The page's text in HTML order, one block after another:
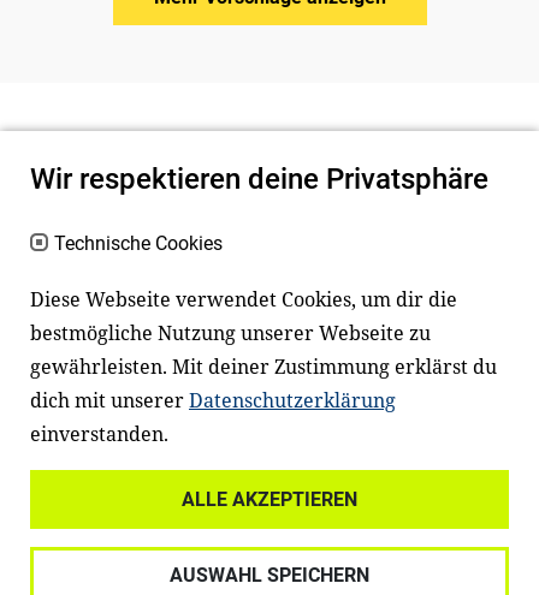
Newsletter
Facebook LinkedIn
Datenschutz
Wir respektieren deine Privatsphäre
Technische Cookies
Diese Webseite verwendet Cookies, um dir die
bestmögliche Nutzung unserer Webseite zu
gewährleisten. Mit deiner Zustimmung erklärst du
dich mit unsererDatenschutzerklärung
einverstanden.
ALLE AKZEPTIEREN
AUSWAHL SPEICHERN